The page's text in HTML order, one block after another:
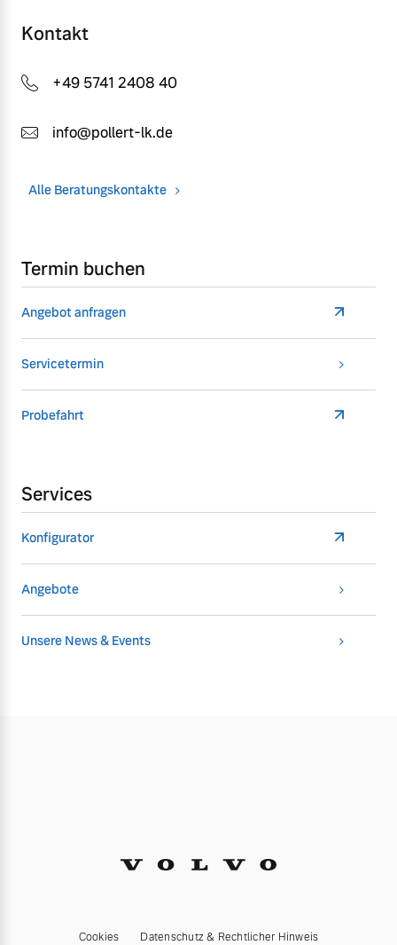
Kontakt
+49 5741 2408 40
info@pollert-lk.de
Alle Beratungskontakte
Termin buchen
Angebot anfragen
Servicetermin
Probefahrt
Services
Konfigurator
Angebote
Unsere News & Events
Cookies Datenschutz & Rechtlicher Hinweis